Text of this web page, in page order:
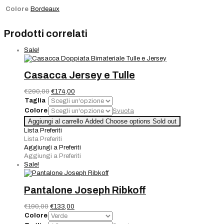
Colore Bordeaux
Prodotti correlati
Sale!
Casacca Jersey e Tulle
€290,00 Il
prezzo
originale
era:
€290,00.
€174,00
prezzo
attuale
è:
€174,00.
Taglia
Colore
Svuota
Casacca
Jersey
e
Tulle
quantità
Aggiungi al carrello Added Choose options Sold out
Lista Preferiti
Lista Preferiti
Aggiungi a Preferiti
Aggiungi a Preferiti
Sale!
Pantalone Joseph Ribkoff
€190,00 Il
prezzo
€133,00
prezzo
Colore